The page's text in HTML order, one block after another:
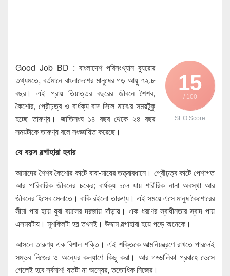
15
/ 100
SEO Score
Good Job BD : বাংলাদেশ পরিসংখ্যান ব্যুরোর
তথ্যমতে, বর্তমানে বাংলাদেশের মানুষের গড় আয়ু ৭২.৮
বছর। এই প্রায় তিয়াত্তর বছরের জীবনে শৈশব,
কৈশোর, প্রৌঢ়ত্ব ও বার্ধক্য বাদ দিলে মাঝের সময়টুকু
হচ্ছে তারুণ্য। জাতিসংঘ ১৪ বছর থেকে ২৪ বছর
সময়টাকে তারুণ্য বলে সংজ্ঞায়িত করেছে।
যে বয়স বল্গাহারা হবার
আমাদের শৈশব কৈশোর কাটে বাবা-মায়ের তত্ত্বাবধানে। প্রৌঢ়ত্ব কাটে পেশাগত
আর পারিবারিক জীবনের চক্রে; বার্ধক্য চলে যায় শারীরিক নানা অবস্থা আর
জীবনের হিসেব মেলাতে। বাকি রইলো তারুণ্য। এই সময়ে এসে মানুষ কৈশোরের
সীমা পার হয়ে যুবা বয়সের দরজায় দাঁড়ায়। এক ধরণের স্বাধীনতার স্বাদ পায়
এসময়টায়। মুশকিলটা হয় তখনই। উদ্দাম বল্গাহারা হয়ে পড়ে অনেকে।
আসলে তারুণ্য এক বিশাল শক্তি। এই শক্তিকে আত্মনিয়ন্ত্রণে রাখতে পারলেই
সম্ভব নিজের ও অন্যের কল্যাণে কিছু করা। আর গড্ডালিকা প্রবাহে ভেসে
গেলেই হবে সর্বনাশ! যতটা না অন্যের, ততোধিক নিজের।